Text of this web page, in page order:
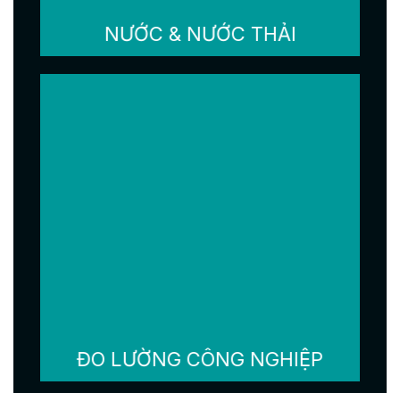
NƯỚC & NƯỚC THẢI
ĐO LƯỜNG CÔNG NGHIỆP